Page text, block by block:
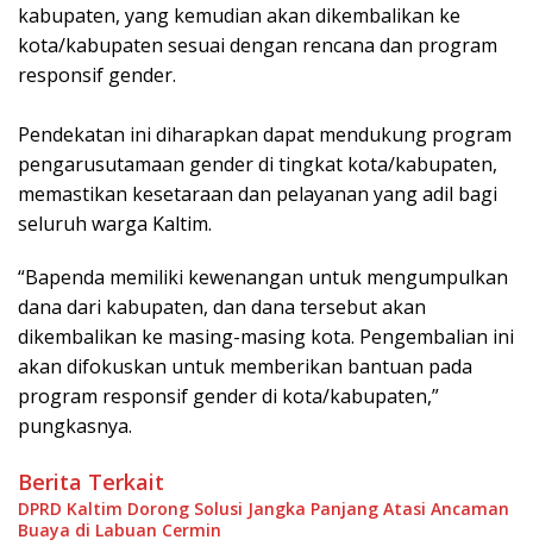
kabupaten, yang kemudian akan dikembalikan ke
kota/kabupaten sesuai dengan rencana dan program
responsif gender.
Pendekatan ini diharapkan dapat mendukung program
pengarusutamaan gender di tingkat kota/kabupaten,
memastikan kesetaraan dan pelayanan yang adil bagi
seluruh warga Kaltim.
“Bapenda memiliki kewenangan untuk mengumpulkan
dana dari kabupaten, dan dana tersebut akan
dikembalikan ke masing-masing kota. Pengembalian ini
akan difokuskan untuk memberikan bantuan pada
program responsif gender di kota/kabupaten,”
pungkasnya.
Berita Terkait
DPRD Kaltim Dorong Solusi Jangka Panjang Atasi Ancaman
Buaya di Labuan Cermin